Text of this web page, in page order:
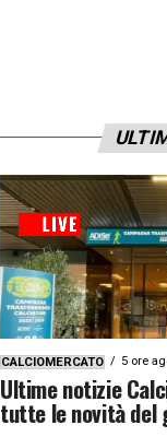
CALCIOMERCATO 5 ore
Ultime notizie
tutte le novità del